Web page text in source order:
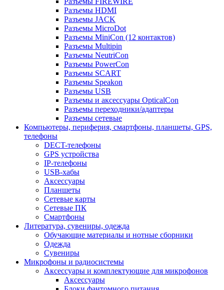
Разъемы HDMI
Разъемы JACK
Разъемы MicroDot
Разъемы MiniCon (12 контактов)
Разъемы Multipin
Разъемы NeutriCon
Разъемы PowerCon
Разъемы SCART
Разъемы Speakon
Разъемы USB
Разъемы и аксессуары OpticalCon
Разъемы переходники/адаптеры
Разъемы сетевые
Компьютеры, периферия, смартфоны, планшеты, GPS,
телефоны
DECT-телефоны
GPS устройства
IP-телефоны
USB-хабы
Аксессуары
Планшеты
Сетевые карты
Сетевые ПК
Смартфоны
Литература, сувениры, одежда
Обучающие материалы и нотные сборники
Одежда
Сувениры
Микрофоны и радиосистемы
Аксессуары и комплектующие для микрофонов
Аксессуары